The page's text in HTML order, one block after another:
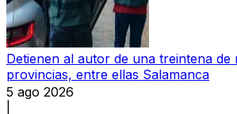
Detienen al autor de una treintena
provincias, entre ellas Salamanca
5 ago 2026